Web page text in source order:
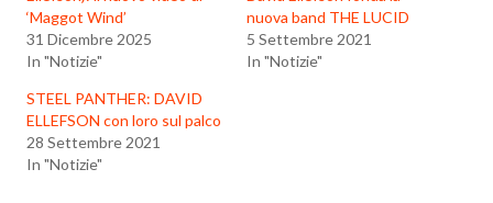
‘Maggot Wind’
31 Dicembre 2025
In "Notizie"
nuova band THE LUCID
5 Settembre 2021
In "Notizie"
STEEL PANTHER: DAVID
ELLEFSON con loro sul palco
28 Settembre 2021
In "Notizie"